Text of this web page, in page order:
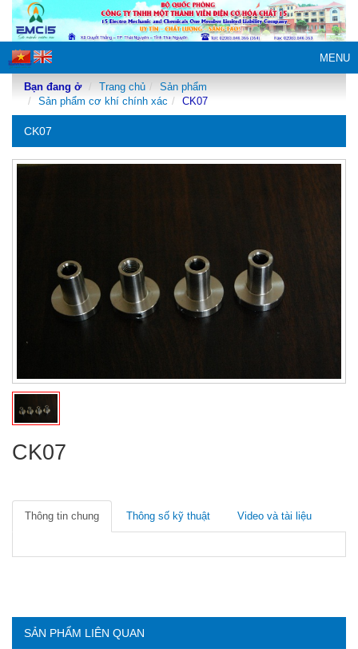
MENU
Bạn đang ở Trang chủ
Sản phẩm
Sản phẩm cơ khí chính xác
CK07
CK07
CK07
Thông tin chung Thông số kỹ thuật Video và tài liệu
SẢN PHẨM LIÊN QUAN